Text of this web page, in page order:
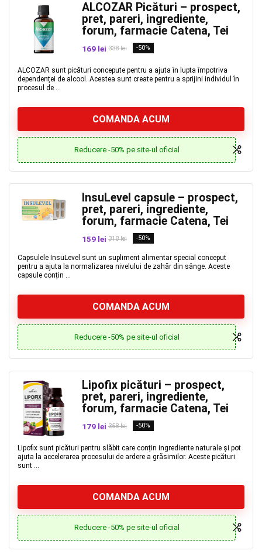
ALCOZAR Picături – prospect,
pret, pareri, ingrediente,
forum, farmacie Catena, Tei
169 lei 338 lei -50%
ALCOZAR sunt picături concepute pentru a ajuta în lupta împotriva
dependenței de alcool. Acestea sunt create pentru a sprijini individul în
procesul de ...
COMANDA ACUM
Reducere -50% pe site-ul oficial
InsuLevel capsule – prospect,
pret, pareri, ingrediente,
forum, farmacie Catena, Tei
159 lei 318 lei -50%
Capsulele InsuLevel sunt un supliment alimentar special conceput
pentru a ajuta la normalizarea nivelului de zahăr din sânge. Aceste
capsule conțin ...
COMANDA ACUM
Reducere -50% pe site-ul oficial
Lipofix picături – prospect,
pret, pareri, ingrediente,
forum, farmacie Catena, Tei
179 lei 358 lei -50%
Lipofix sunt picături pentru slăbit care conțin ingrediente naturale și pot
ajuta la accelerarea procesului de ardere a grăsimilor. Aceste picături
sunt ...
COMANDA ACUM
Reducere -50% pe site-ul oficial